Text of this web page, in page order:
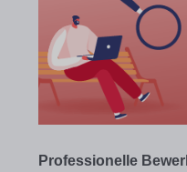
Professionelle